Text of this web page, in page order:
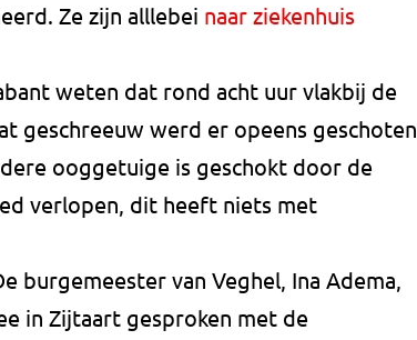
Ze zijn alllebei naar ziekenhuis
weten dat rond acht uur vlakbij de
geschreeuw werd er opeens geschoten
ooggetuige is geschokt door de
verlopen, dit heeft niets met
burgemeester van Veghel, Ina Adema,
in Zijtaart gesproken met de